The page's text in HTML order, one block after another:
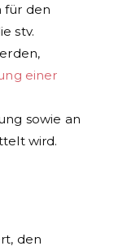
für den
stv.
einer
sowie an
wird.
den